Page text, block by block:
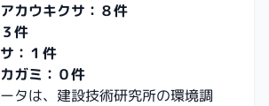
カウキクサ：８件
件
：１件
ガミ：０件
タは、建設技術研究所の環境調